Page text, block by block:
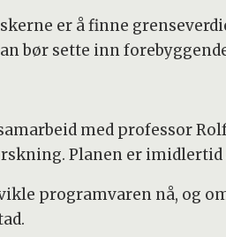
er å finne
bør sette inn
med professor
Planen er
programvaren nå, og